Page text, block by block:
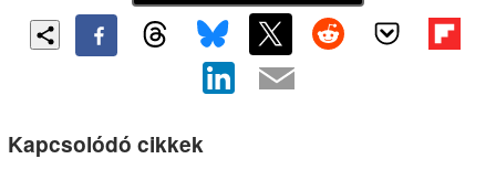
Kapcsolódó cikkek